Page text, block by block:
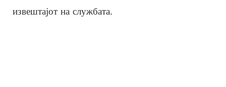
извештајот на службата.